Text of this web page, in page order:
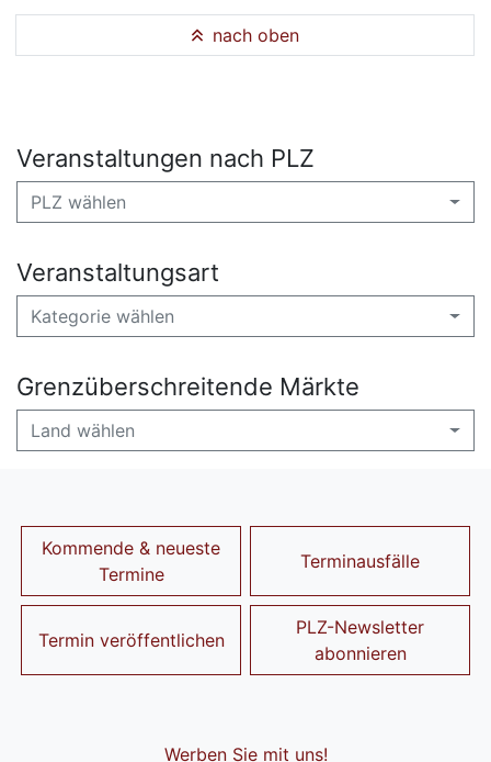
nach oben
Veranstaltungen nach PLZ
PLZ wählen
Veranstaltungsart
Kategorie wählen
Grenzüberschreitende Märkte
Land wählen
Kommende & neueste
Termine
Terminausfälle
Termin veröffentlichen
PLZ-Newsletter
abonnieren
Werben Sie mit uns!